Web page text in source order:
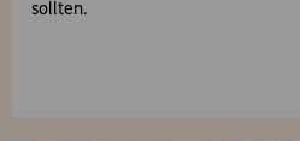
sollten.